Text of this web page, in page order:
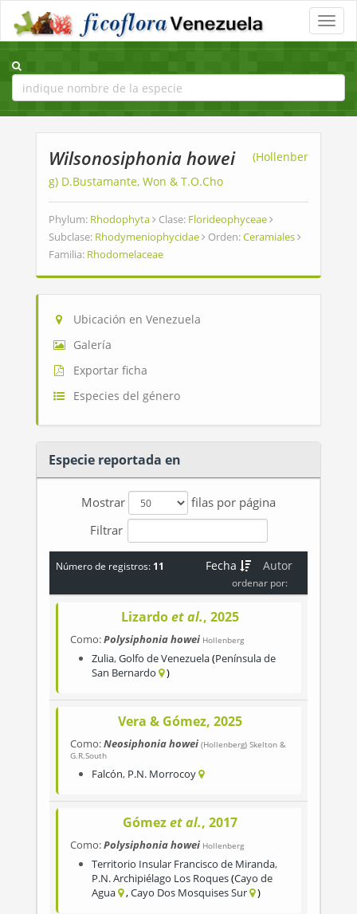
Toggle
Wilsonosiphonia howei
(Hollenber
g) D.Bustamante, Won & T.O.Cho
Phylum: Rhodophyta Clase: Florideophyceae
Subclase: Rhodymeniophycidae Orden:Ceramiales
Familia: Rhodomelaceae
Ubicación en Venezuela
Galería
Exportar ficha
Especies del género
Especie reportada en
Mostrar
filas por página
Filtrar
Número de registros: 11 Autor
Fecha
ordenar por:
Lizardoet al., 2025
Como:Polysiphonia howei Hollenberg
Zulia,Golfo de Venezuela Península de
San Bernardo
Vera & Gómez, 2025
Como:Neosiphonia howei (Hollenberg) Skelton &
G.R.South
Falcón, P.N. Morrocoy
Gómezet al., 2017
Como:Polysiphonia howei Hollenberg
Territorio Insular Francisco de Miranda,
P.N. Archipiélago Los Roques Cayo de
Agua
Cayo Dos Mosquises Sur